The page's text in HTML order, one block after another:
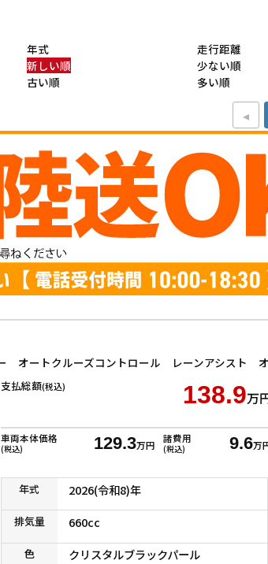
年式
新しい順
古い順
走行距離
少ない順
多い順
◂
支払総額(税込) 138.9万
車両本体価格
(税込) 129.3万円
諸費用
(税込) 9.6万
年式 2026(令和8)年
排気量 660cc
色 クリスタルブラックパール